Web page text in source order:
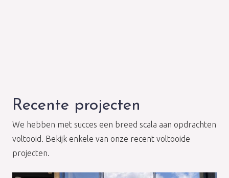
Recente projecten
We hebben met succes een breed scala aan opdrachten
voltooid. Bekijk enkele van onze recent voltooide
projecten.